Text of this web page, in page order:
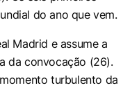
do ano que vem.
Madrid e assume a
da convocação (26).
turbulento da